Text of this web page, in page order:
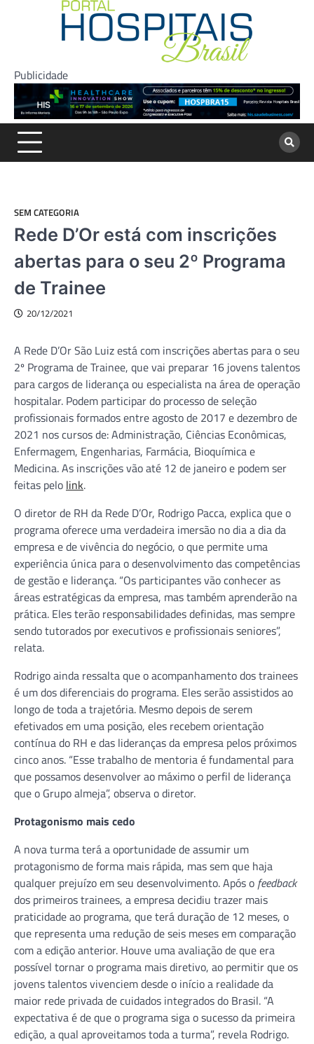
Publicidade
SEM CATEGORIA
Rede D’Or está com inscrições
abertas para o seu 2º Programa
de Trainee
20/12/2021
A Rede D’Or São Luiz está com inscrições abertas para o seu
2º Programa de Trainee, que vai preparar 16 jovens talentos
para cargos de liderança ou especialista na área de operação
hospitalar. Podem participar do processo de seleção
profissionais formados entre agosto de 2017 e dezembro de
2021 nos cursos de: Administração, Ciências Econômicas,
Enfermagem, Engenharias, Farmácia, Bioquímica e
Medicina. As inscrições vão até 12 de janeiro e podem ser
feitas pelo link.
O diretor de RH da Rede D’Or, Rodrigo Pacca, explica que o
programa oferece uma verdadeira imersão no dia a dia da
empresa e de vivência do negócio, o que permite uma
experiência única para o desenvolvimento das competências
de gestão e liderança. “Os participantes vão conhecer as
áreas estratégicas da empresa, mas também aprenderão na
prática. Eles terão responsabilidades definidas, mas sempre
sendo tutorados por executivos e profissionais seniores”,
relata.
Rodrigo ainda ressalta que o acompanhamento dos trainees
é um dos diferenciais do programa. Eles serão assistidos ao
longo de toda a trajetória. Mesmo depois de serem
efetivados em uma posição, eles recebem orientação
contínua do RH e das lideranças da empresa pelos próximos
cinco anos. “Esse trabalho de mentoria é fundamental para
que possamos desenvolver ao máximo o perfil de liderança
que o Grupo almeja”, observa o diretor.
Protagonismo mais cedo
A nova turma terá a oportunidade de assumir um
protagonismo de forma mais rápida, mas sem que haja
qualquer prejuízo em seu desenvolvimento. Após o feedback
dos primeiros trainees, a empresa decidiu trazer mais
praticidade ao programa, que terá duração de 12 meses, o
que representa uma redução de seis meses em comparação
com a edição anterior. Houve uma avaliação de que era
possível tornar o programa mais diretivo, ao permitir que os
jovens talentos vivenciem desde o início a realidade da
maior rede privada de cuidados integrados do Brasil. “A
expectativa é de que o programa siga o sucesso da primeira
edição, a qual aproveitamos toda a turma”, revela Rodrigo.